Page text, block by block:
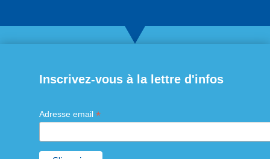
Inscrivez-vous à la lettre d'infos
Adresse email *